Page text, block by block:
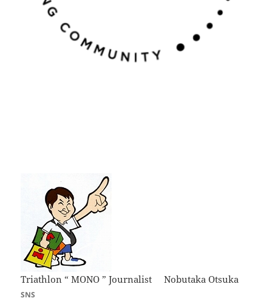
Triathlon “ MONO ” Journalist Nobutaka Otsuka
SNS